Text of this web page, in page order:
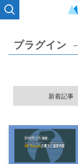
プラグイン
新着記事